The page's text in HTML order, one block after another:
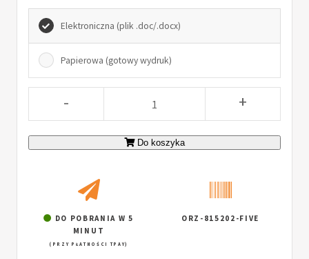
Elektroniczna (plik .doc/.docx)
Papierowa (gotowy wydruk)
- +
Do koszyka
DO POBRANIA W 5
MINUT
(PRZY PŁATNOŚCI TPAY)
ORZ-815202-FIVE